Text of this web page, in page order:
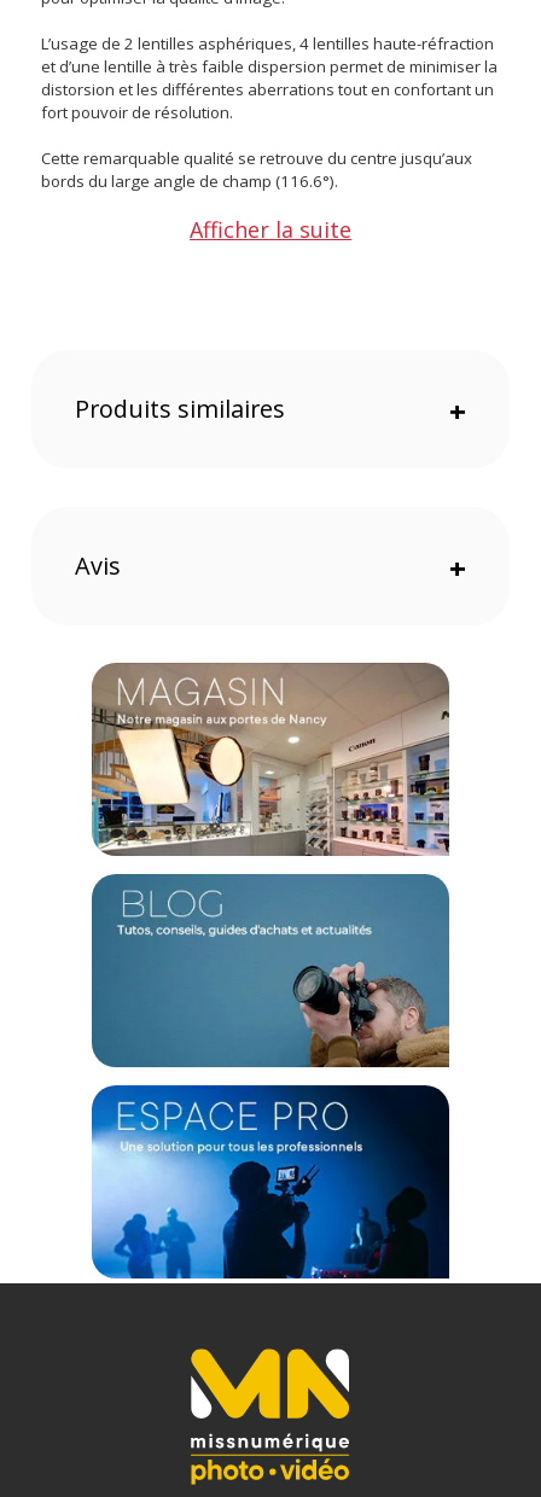
L’usage de 2 lentilles asphériques, 4 lentilles haute-réfraction
et d’une lentille à très faible dispersion permet de minimiser la
distorsion et les différentes aberrations tout en confortant un
fort pouvoir de résolution.
Cette remarquable qualité se retrouve du centre jusqu’aux
bords du large angle de champ (116.6°).
Système de mise au point automatique silencieux, rapide
et précis.
Un poids contenu pour une grande portabilité
La compacité du Samyang AF 14mm F2.8 F et son poids de
sans bouchons ni paresoleil ) en font le meilleur
compagnon pour immortaliser vos paysages ou autres prises
de vue.
Conception haut-de-gamme
La présence d'un joint d'étanchéité vous assure une
utilisation en toute condition climatique et vous réaliserez
des effets Starburst réussis grâce aux 7 lamelles du
diaphragme.
Caractéristiques de l'objectif photo SAMYANG AF 14mm
Conctruction optique : 15 éléments en 10 groupes
Diaphragme : 7 lamelles
Poids : 474g
Garantie : 2 ans
Afficher la suite
Produits similaires +
Avis +